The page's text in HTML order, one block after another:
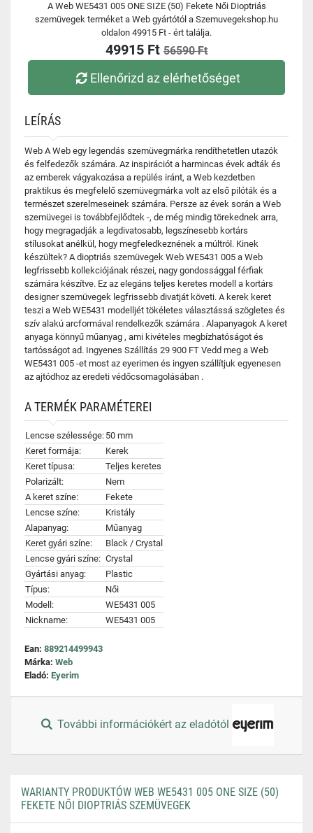
A Web WE5431 005 ONE SIZE (50) Fekete Női Dioptriás
szemüvegek terméket a Web gyártótól a Szemuvegekshop.hu
oldalon 49915 Ft - ért találja.
49915 Ft 56590 Ft
Ellenőrizd az elérhetőséget
LEÍRÁS
Web A Web egy legendás szemüvegmárka rendíthetetlen utazók
és felfedezők számára. Az inspirációt a harmincas évek adták és
az emberek vágyakozása a repülés iránt, a Web kezdetben
praktikus és megfelelő szemüvegmárka volt az első pilóták és a
természet szerelmeseinek számára. Persze az évek során a Web
szemüvegei is továbbfejlődtek -, de még mindig törekednek arra,
hogy megragadják a legdivatosabb, legszínesebb kortárs
stílusokat anélkül, hogy megfeledkeznének a múltról. Kinek
készültek? A dioptriás szemüvegek Web WE5431 005 a Web
legfrissebb kollekciójának részei, nagy gondossággal férfiak
számára készítve. Ez az elegáns teljes keretes modell a kortárs
designer szemüvegek legfrissebb divatját követi. A kerek keret
teszi a Web WE5431 modelljét tökéletes választássá szögletes és
szív alakú arcformával rendelkezők számára . Alapanyagok A keret
anyaga könnyű műanyag , ami kivételes megbízhatóságot és
tartósságot ad. Ingyenes Szállítás 29 900 FT Vedd meg a Web
WE5431 005 -et most az eyerimen és ingyen szállítjuk egyenesen
az ajtódhoz az eredeti védőcsomagolásában .
A TERMÉK PARAMÉTEREI
Lencse szélessége: 50 mm
Keret formája:
Kerek
Keret típusa:
Teljes keretes
Polarizált:
Nem
A keret színe:
Fekete
Lencse színe:
Kristály
Alapanyag:
Műanyag
Keret gyári színe:
Black / Crystal
Lencse gyári színe: Crystal
Gyártási anyag:
Plastic
Típus:
Női
Modell:
WE5431 005
Nickname:
WE5431 005
Ean: 889214499943
Márka: Web
Eladó: Eyerim
További információkért az eladótól
WARIANTY PRODUKTÓW WEB WE5431 005 ONE SIZE (50)
FEKETE NŐI DIOPTRIÁS SZEMÜVEGEK